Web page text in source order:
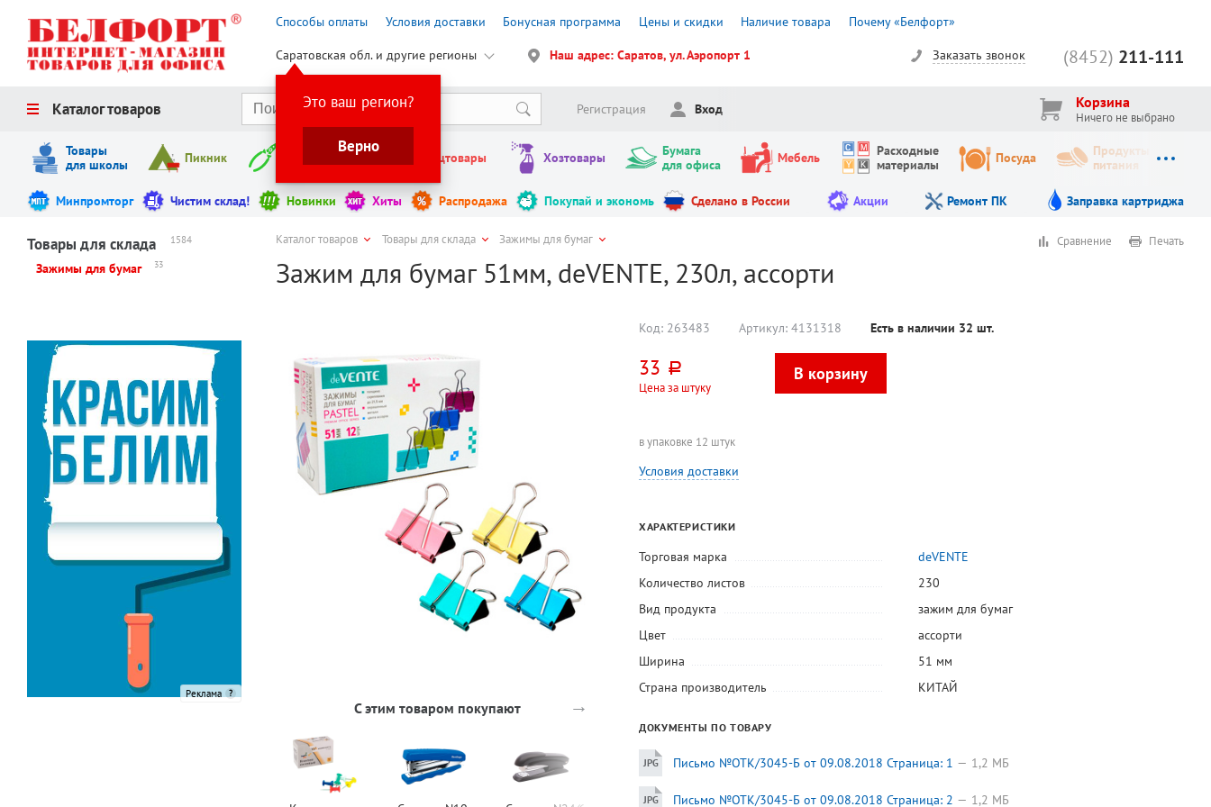
Способы оплаты Условия доставки Бонусная программа Цены и скидки Наличие товара Почему «Белфорт»
Саратовская обл. и другие регионы
Это ваш регион?
Верно
Наш адрес: Саратов, ул. Аэропорт 1 (8452) 211-111
Заказать звонок
Каталог товаров Регистрация Вход Корзина
Ничего не выбрано
Товары
для школы
Пикник Инструменты Канцтовары Хозтовары
Бумага
для офиса
Мебель
Расходные
материалы
Посуда
Продукты
питания
Минпромторг Чистим склад! Новинки Хиты Распродажа Покупай и экономь Сделано в России Акции Ремонт ПК Заправка картриджа
Товары для склада 1584
Зажимы для бумаг 33
Реклама
Каталог товаров Товары для склада Зажимы для бумаг
Зажим для бумаг 51мм, deVENTE, 230л, ассорти
Сравнение Печать
С этим товаром покупают →
Код: 263483 Артикул:4131318 Есть в наличии 32 шт.
33 руб.
Цена за штуку
в упаковке 12 штук
Условия доставки
ХАРАКТЕРИСТИКИ
Торговая марка
deVENTE
Количество листов
230
Вид продукта
зажим для бумаг
Цвет
ассорти
Ширина
51 мм
Страна производитель
КИТАЙ
ДОКУМЕНТЫ ПО ТОВАРУ
Письмо №ОТК/3045-Б от 09.08.2018 Страница: 1 1,2 МБ
Письмо №ОТК/3045-Б от 09.08.2018 Страница: 2 1,2 МБ